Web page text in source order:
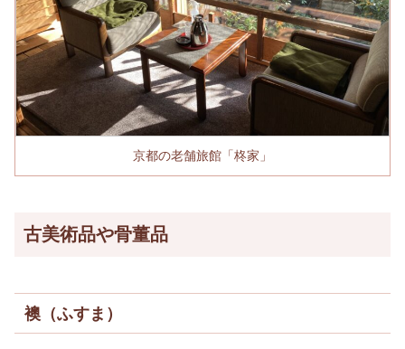
京都の老舗旅館「柊家」
古美術品や骨董品
襖（ふすま）